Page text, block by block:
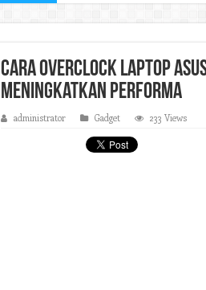
Cara Overclock Laptop
Meningkatkan Performa
administrator Gadget 233 Views